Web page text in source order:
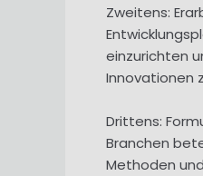
Zweitens:
einzurichten
Innovationen
Drittens:
Branchen
Methoden